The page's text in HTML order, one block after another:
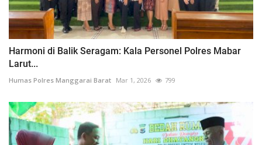
Harmoni di Balik Seragam: Kala Personel Polres Mabar
Larut...
Humas Polres Manggarai Barat Mar 1, 2026 799